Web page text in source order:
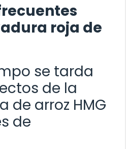
roja de
se tarda
de la
de arroz HMG
de